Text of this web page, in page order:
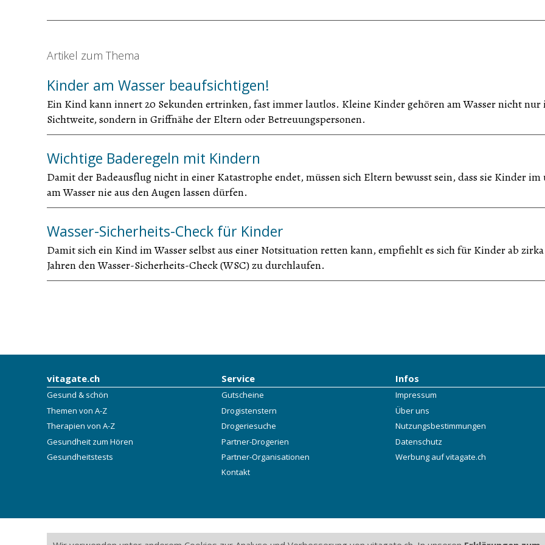
Artikel zum Thema
Kinder am Wasser beaufsichtigen!
Ein Kind kann innert 20 Sekunden ertrinken, fast immer lautlos. Kleine Kinder gehören am Wasser nicht nur
Sichtweite, sondern in Griffnähe der Eltern oder Betreuungspersonen.
Wichtige Baderegeln mit Kindern
Damit der Badeausflug nicht in einer Katastrophe endet, müssen sich Eltern bewusst sein, dass sie Kinder im
am Wasser nie aus den Augen lassen dürfen.
Wasser-Sicherheits-Check für Kinder
Damit sich ein Kind im Wasser selbst aus einer Notsituation retten kann, empfiehlt es sich für Kinder ab
Jahren den Wasser-Sicherheits-Check (WSC) zu durchlaufen.
vitagate.ch
Gesund & schön
Themen von A-Z
Therapien von A-Z
Gesundheit zum Hören
Gesundheitstests
Service
Gutscheine
Drogistenstern
Drogeriesuche
Partner-Drogerien
Partner-Organisationen
Kontakt
Infos
Impressum
Über uns
Nutzungsbestimmungen
Datenschutz
Werbung auf vitagate.ch